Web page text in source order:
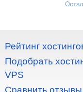
Рейтинг
Подобрать
VPS
Сравнить отзывы